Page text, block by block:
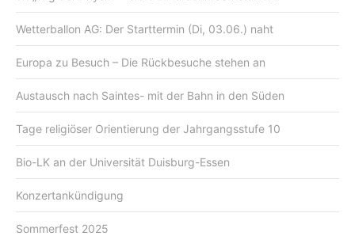
Wetterballon AG: Der Starttermin (Di, 03.06.) naht
Europa zu Besuch – Die Rückbesuche stehen an
Austausch nach Saintes- mit der Bahn in den Süden
Tage religiöser Orientierung der Jahrgangsstufe 10
Bio-LK an der Universität Duisburg-Essen
Konzertankündigung
Sommerfest 2025